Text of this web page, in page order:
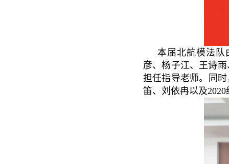
本届北航模法队
彦、杨子江、王诗
担任指导老师。同
笛、刘依冉以及